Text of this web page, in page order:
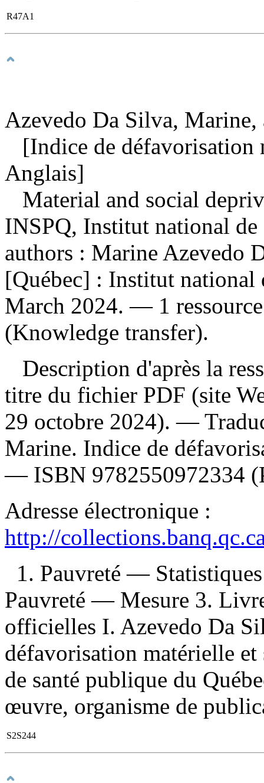
R47A1
Azevedo Da Silva, Marine,
[Indice de défavorisation
Anglais]
Material and social
INSPQ, Institut national de
authors : Marine Azevedo
[Québec] : Institut national
March 2024. — 1
(Knowledge transfer).
Description d'après la
titre du fichier PDF (site
29 octobre 2024). —
Marine. Indice de
— ISBN 9782550972334
Adresse électronique :
http://
1. Pauvreté —
Pauvreté — Mesure 3.
officielles I. Azevedo Da
défavorisation matérielle
de santé publique du
œuvre, organisme de
S2S244